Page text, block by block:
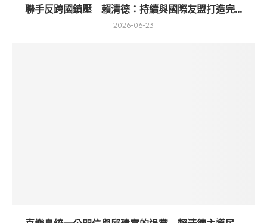
聯手反跨國鎮壓 賴清德：持續與國際友盟打造完...
2026-06-23